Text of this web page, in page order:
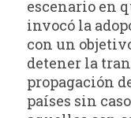
escenario en
invocó la
con un
detener la
propagación
países sin